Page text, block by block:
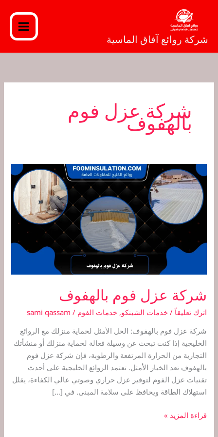
المحتوى
شركة روائع آفاق الماسية
شركة عزل فوم
بالهفوف
شركة عزل فوم بالهفوف
اترك تعليقاً /خدمات الشينكو,خدمات الفوم /
sami qassam
شركة عزل فوم بالهفوف: الحل الأمثل لحماية منزلك مع الروائع
الخليجية إذا كنت تبحث عن وسيلة فعالة لحماية منزلك أو منشأتك
التجارية من الحرارة المرتفعة والرطوبة، فإن شركة عزل فوم
بالهفوف تعد الخيار الأمثل. تعتمد الروائع الخليجية على أحدث
تقنيات عزل الفوم لتوفير عزل حراري وصوتي عالي الكفاءة، يقلل
استهلاك الطاقة ويحافظ على سلامة المبنى. في […]
شركة
عزل
فوم
بالهفوف
قراءة المزيد »